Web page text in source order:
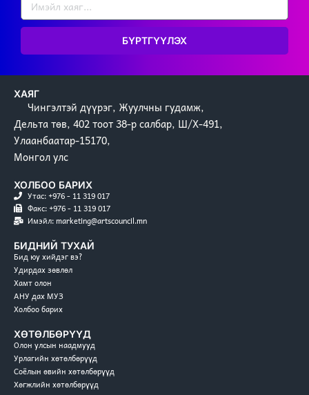
БҮРТГҮҮЛЭХ
ХАЯГ
Чингэлтэй дүүрэг, Жуулчны гудамж,
Дельта төв, 402 тоот 38-р салбар, Ш/Х-491,
Улаанбаатар-15170,
Монгол улс
ХОЛБОО БАРИХ
Утас: +976 - 11 319 017
Факс: +976 - 11 319 017
Имэйл: marketing@artscouncil.mn
БИДНИЙ ТУХАЙ
Бид юу хийдэг вэ?
Удирдах зөвлөл
Хамт олон
АНУ дах МУЗ
Холбоо барих
ХӨТӨЛБӨРҮҮД
Олон улсын наадмууд
Урлагийн хөтөлбөрүүд
Соёлын өвийн хөтөлбөрүүд
Хөгжлийн хөтөлбөрүүд